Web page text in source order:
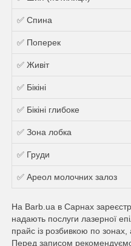
✅ Спина
✅ Поперек
✅ Живіт
✅ Бікіні
✅ Бікіні глибоке
✅ Зона лобка
✅ Груди
✅ Ареол молочних залоз
На Barb.ua в Сарнах
надають послуги лазерної
прайс із розбивкою по зонах,
Перед записом рекомендуємо